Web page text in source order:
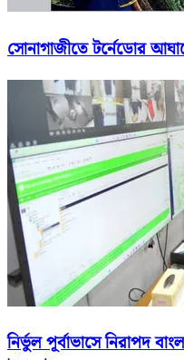
সোনাগাজীতে টর্নেডোর
নির্ভুল পূর্বাভাসে নিরাপদ